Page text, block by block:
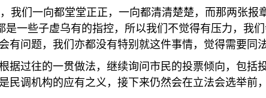
我们一向都堂堂正正，一向都清清楚楚，而那两张报
一些子虚乌有的指控，所以我们不觉得有压力，我
有问题，我们亦都没有特别就这件事情，觉得需要同
据过往的一贯做法，继续询问市民的投票倾向，包括
民调机构的应有之义，接下来仍然会在立法会选举前